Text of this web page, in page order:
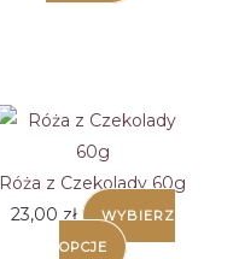
Róża z Czekolady 60g
23,00 zł
WYBIERZ
OPCJE
Ten